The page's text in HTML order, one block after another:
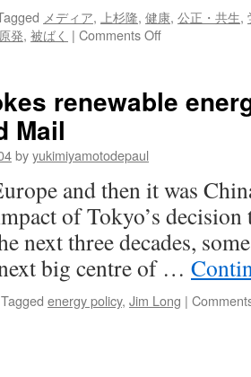
メディア, 上杉隆, 健康, 公正・共生,
発, 被ばく | Comments Offon
事
を
め
ぐ
る
で
renewable
Mail
byyukimiyamotodepaul
and then it was
of Tokyo’s
next three decades,
big centre of …
Tagged energy policy, Jim Long |